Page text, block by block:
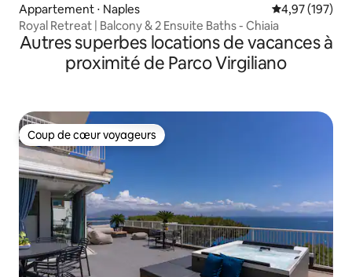
Appartement ⋅ Naples Évaluation
4,97 (197)
Royal Retreat | Balcony & 2 Ensuite Baths - Chiaia
Autres superbes locations de vacances à
proximité de Parco Virgiliano
Coup de cœur voyageurs
Coup de cœur voyageurs